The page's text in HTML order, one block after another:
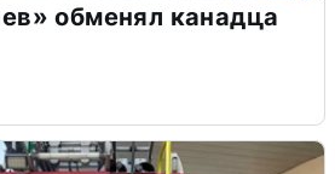
обменял канадца